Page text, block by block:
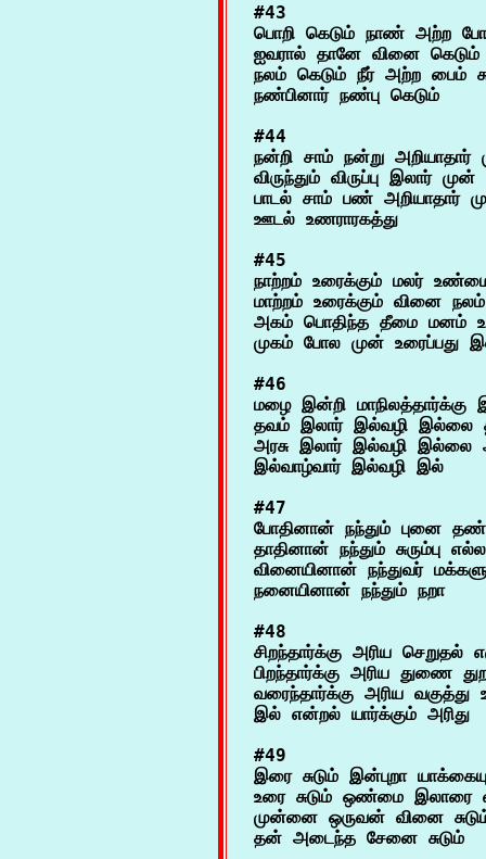
#43
பொறி கெடும் நாண் அற்ற
ஐவரால் தானே வினை
நலம் கெடும் நீர் அற்ற பைம்
#44
நன்றி சாம் நன்று
விருந்தும் விருப்பு இலார்
பாடல் சாம் பண் அறியாதார்
#45
நாற்றம் உரைக்கும் மலர்
மாற்றம் உரைக்கும் வினை
அகம் பொதிந்த தீமை மனம்
#46
மழை இன்றி மாநிலத்தார்க்கு
தவம் இலார் இல்வழி இல்லை
அரசு இலார் இல்வழி இல்லை
#47
போதினான் நந்தும் புனை
தாதினான் நந்தும் சுரும்பு
வினையினான் நந்துவர்
#48
சிறந்தார்க்கு அரிய செறுதல்
பிறந்தார்க்கு அரிய துணை
வரைந்தார்க்கு அரிய
#49
இரை சுடும் இன்புறா
உரை சுடும் ஒண்மை
முன்னை ஒருவன் வினை